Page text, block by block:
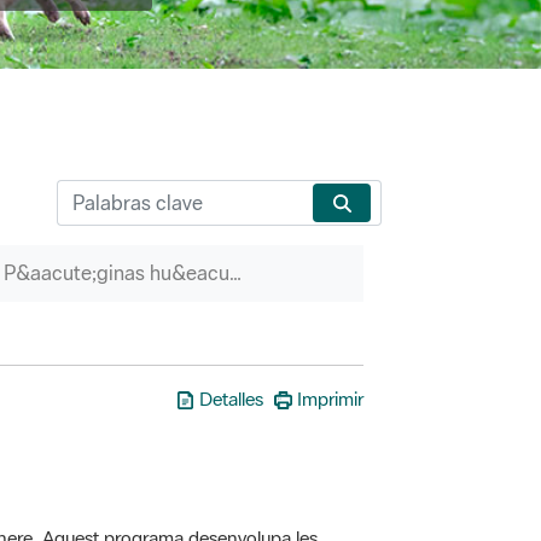
P&aacute;ginas hu&eacute;rfanas
Detalles Imprimir